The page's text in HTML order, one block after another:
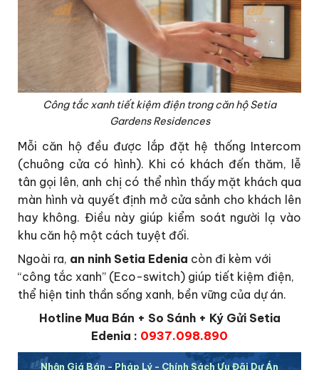
Công tắc xanh tiết kiệm điện trong căn hộ Setia
Gardens Residences
Mỗi căn hộ đều được lắp đặt hệ thống Intercom
(chuông cửa có hình). Khi có khách đến thăm, lễ
tân gọi lên, anh chị có thể nhìn thấy mặt khách qua
màn hình và quyết định mở cửa sảnh cho khách lên
hay không. Điều này giúp kiểm soát người lạ vào
khu căn hộ một cách tuyệt đối.
Ngoài ra, an ninh Setia Edenia còn đi kèm với
“công tắc xanh” (Eco-switch) giúp tiết kiệm điện,
thể hiện tinh thần sống xanh, bền vững của dự án.
Hotline Mua Bán + So Sánh + Ký Gửi Setia
Edenia : 0937.098.890
Nhận Giá Bán - Pháp Lý - Chính Sách Ưu Đãi Dự Án